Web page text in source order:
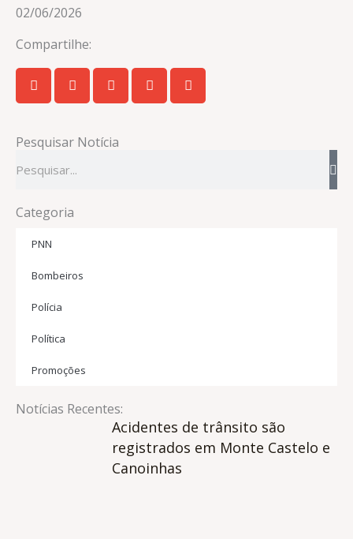
02/06/2026
Compartilhe:
Pesquisar Notícia
Categoria
PNN
Bombeiros
Polícia
Política
Promoções
Notícias Recentes:
Acidentes de trânsito são
registrados em Monte Castelo e
Canoinhas